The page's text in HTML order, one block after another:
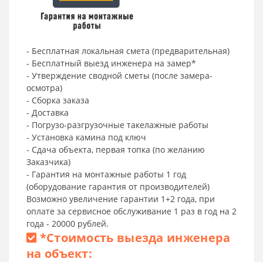
- Бесплатная локальная смета (предварительная)
- Бесплатный выезд инженера на замер*
- Утверждение сводной сметы (после замера-
осмотра)
- Сборка заказа
- Доставка
- Погрузо-разгрузочные такелажные работы
- Установка камина под ключ
- Сдача объекта, первая топка (по желанию
Заказчика)
- Гарантия на монтажные работы 1 год
(оборудование гарантия от производителей)
Возможно увеличение гарантии 1+2 года, при
оплате за сервисное обслуживание 1 раз в год на 2
года - 20000 рублей.
*Стоимость выезда инженера
на объект: